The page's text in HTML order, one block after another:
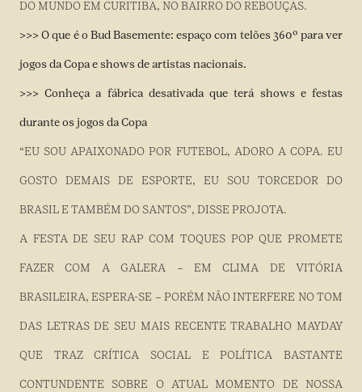
DO MUNDO EM CURITIBA, NO BAIRRO DO REBOUÇAS.
>>> O que é o Bud Basemente: espaço com telões 360º para ver
jogos da Copa e shows de artistas nacionais.
>>> Conheça a fábrica desativada que terá shows e festas
durante os jogos da Copa
“EU SOU APAIXONADO POR FUTEBOL, ADORO A COPA. EU
GOSTO DEMAIS DE ESPORTE, EU SOU TORCEDOR DO
BRASIL E TAMBÉM DO SANTOS”, DISSE PROJOTA.
A FESTA DE SEU RAP COM TOQUES POP QUE PROMETE
FAZER COM A GALERA – EM CLIMA DE VITÓRIA
BRASILEIRA, ESPERA-SE – PORÉM NÃO INTERFERE NO TOM
DAS LETRAS DE SEU MAIS RECENTE TRABALHO MAYDAY
QUE TRAZ CRÍTICA SOCIAL E POLÍTICA BASTANTE
CONTUNDENTE SOBRE O ATUAL MOMENTO DE NOSSA